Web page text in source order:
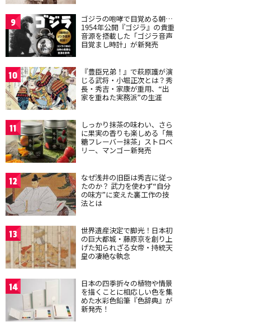
9
ゴジラの咆哮で目覚める朝…
1954年公開『ゴジラ』の貴重
音源を搭載した「ゴジラ音声
目覚まし時計」が新発売
10
『豊臣兄弟！』で萩原護が演
じる武将・小堀正次とは？秀
長・秀吉・家康が重用、“出
家を重ねた実務派”の生涯
11
しっかり抹茶の味わい、さら
に果実の香りも楽しめる「無
糖フレーバー抹茶」ストロベ
リー、マンゴー新発売
12
なぜ浅井の旧臣は秀吉に従っ
たのか？ 武力を使わず“自分
の味方”に変えた裏工作の技
法とは
13
世界遺産決定で脚光！日本初
の巨大都城・藤原京を創り上
げた知られざる女帝・持統天
皇の凄絶な執念
14
日本の四季折々の植物や情景
を描くことに相応しい色を集
めた水彩色鉛筆『色辞典』が
新発売！